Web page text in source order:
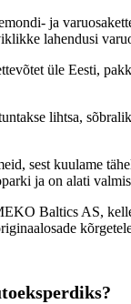
ja
lahendusi
üle Eesti,
lihtsa,
sest kuulame
ja on alati
Baltics AS,